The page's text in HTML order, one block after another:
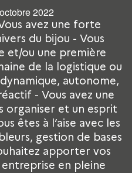
2022
avez une forte
du bijou - Vous
et/ou une première
de la logistique ou
autonome,
- Vous avez une
organiser et un esprit
êtes à l’aise avec les
gestion de bases
apporter vos
entreprise en pleine